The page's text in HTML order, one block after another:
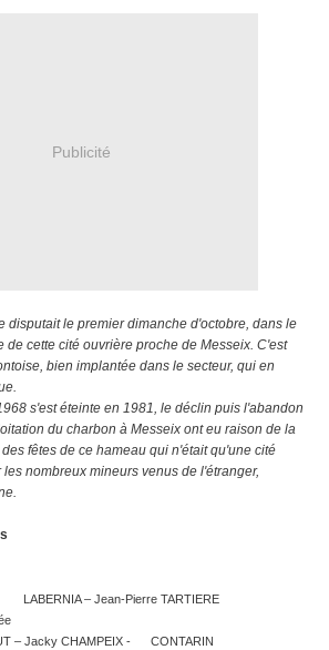
Publicité
disputait le premier dimanche d'octobre, dans le
de cette cité ouvrière proche de Messeix. C'est
bien implantée dans le secteur, qui en
s'est éteinte en 1981, le déclin puis l'abandon
du charbon à Messeix ont eu raison de la
fêtes de ce hameau qui n'était qu'une cité
nombreux mineurs venus de l'étranger,
LABERNIA – Jean-Pierre TARTIERE
– Jacky CHAMPEIX - CONTARIN